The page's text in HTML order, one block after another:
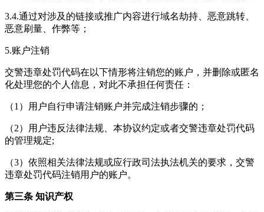
3.4.通过对涉及的链接或推广内容进行域名劫持、恶意跳转、
恶意刷量、作弊等；
5.账户注销
交警违章处罚代码在以下情形将注销您的账户，并删除或匿名
化处理您的个人信息，对此不承担任何责任：
（1）用户自行申请注销账户并完成注销步骤的；
（2）用户违反法律法规、本协议约定或者交警违章处罚代码
的管理规定;
（3）依照相关法律法规或应行政司法执法机关的要求，交警
违章处罚代码注销用户的账户。
第三条 知识产权